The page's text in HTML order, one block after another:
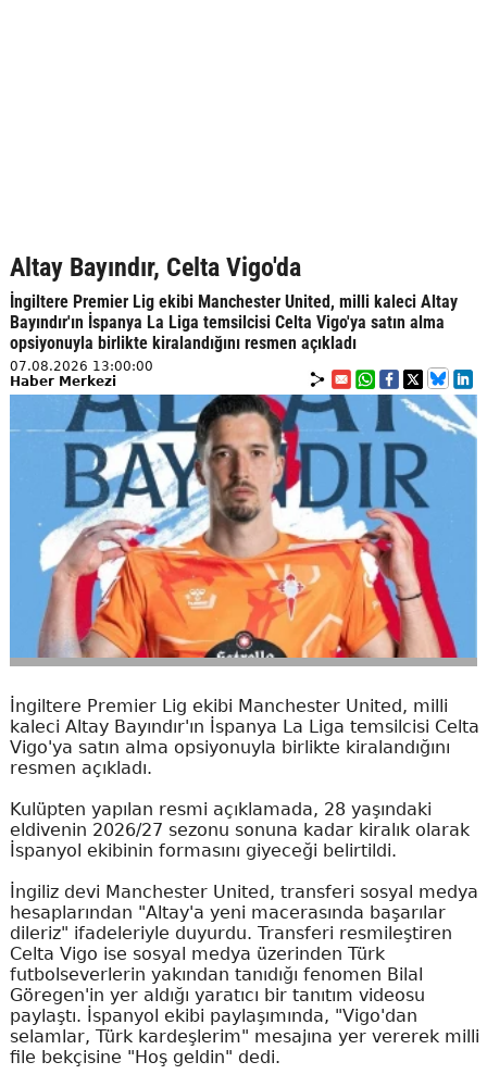
Altay Bayındır, Celta Vigo'da
İngiltere Premier Lig ekibi Manchester United, milli kaleci Altay
Bayındır'ın İspanya La Liga temsilcisi Celta Vigo'ya satın alma
opsiyonuyla birlikte kiralandığını resmen açıkladı
07.08.2026 13:00:00
Haber Merkezi
İngiltere Premier Lig ekibi Manchester United, milli
kaleci Altay Bayındır'ın İspanya La Liga temsilcisi Celta
Vigo'ya satın alma opsiyonuyla birlikte kiralandığını
resmen açıkladı.
Kulüpten yapılan resmi açıklamada, 28 yaşındaki
eldivenin 2026/27 sezonu sonuna kadar kiralık olarak
İspanyol ekibinin formasını giyeceği belirtildi.
İngiliz devi Manchester United, transferi sosyal medya
hesaplarından "Altay'a yeni macerasında başarılar
dileriz" ifadeleriyle duyurdu. Transferi resmileştiren
Celta Vigo ise sosyal medya üzerinden Türk
futbolseverlerin yakından tanıdığı fenomen Bilal
Göregen'in yer aldığı yaratıcı bir tanıtım videosu
paylaştı. İspanyol ekibi paylaşımında, "Vigo'dan
selamlar, Türk kardeşlerim" mesajına yer vererek milli
file bekçisine "Hoş geldin" dedi.